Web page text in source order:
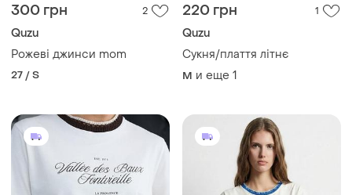
300 грн 2
Quzu
Рожеві джинси mom
27 / S
220 грн 1
Quzu
Сукня/плаття літнє
M и еще 1